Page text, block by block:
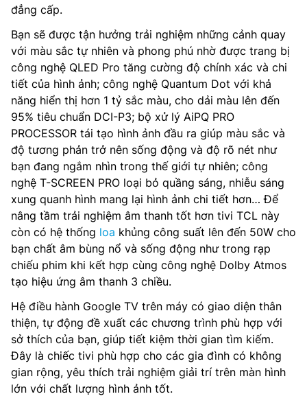
đẳng cấp.
Bạn sẽ được tận hưởng trải nghiệm những cảnh quay
với màu sắc tự nhiên và phong phú nhờ được trang bị
công nghệ QLED Pro tăng cường độ chính xác và chi
tiết của hình ảnh; công nghệ Quantum Dot với khả
năng hiển thị hơn 1 tỷ sắc màu, cho dải màu lên đến
95% tiêu chuẩn DCI-P3; bộ xử lý AiPQ PRO
PROCESSOR tái tạo hình ảnh đầu ra giúp màu sắc và
độ tương phản trở nên sống động và độ rõ nét như
bạn đang ngắm nhìn trong thế giới tự nhiên; công
nghệ T-SCREEN PRO loại bỏ quầng sáng, nhiễu sáng
xung quanh hình mang lại hình ảnh chi tiết hơn… Để
nâng tầm trải nghiệm âm thanh tốt hơn tivi TCL này
còn có hệ thống loa khủng công suất lên đến 50W cho
bạn chất âm bùng nổ và sống động như trong rạp
chiếu phim khi kết hợp cùng công nghệ Dolby Atmos
tạo hiệu ứng âm thanh 3 chiều.
Hệ điều hành Google TV trên máy có giao diện thân
thiện, tự động đề xuất các chương trình phù hợp với
sở thích của bạn, giúp tiết kiệm thời gian tìm kiếm.
Đây là chiếc tivi phù hợp cho các gia đình có không
gian rộng, yêu thích trải nghiệm giải trí trên màn hình
lớn với chất lượng hình ảnh tốt.